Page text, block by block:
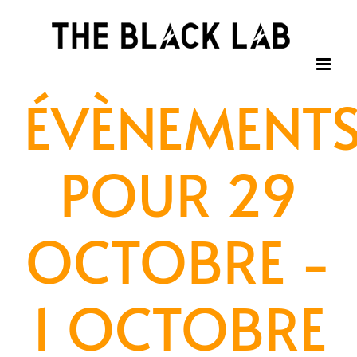
POUR 29
OCTOBRE -
1 OCTOBRE